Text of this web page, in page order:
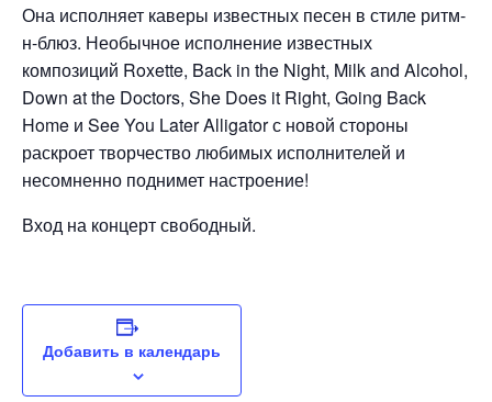
Она исполняет каверы известных песен в стиле ритм-
н-блюз. Необычное исполнение известных
композиций Roxette, Back in the Night, Milk and Alcohol,
Down at the Doctors, She Does it Right, Going Back
Home и See You Later Alligator с новой стороны
раскроет творчество любимых исполнителей и
несомненно поднимет настроение!
Вход на концерт свободный.
Добавить в календарь